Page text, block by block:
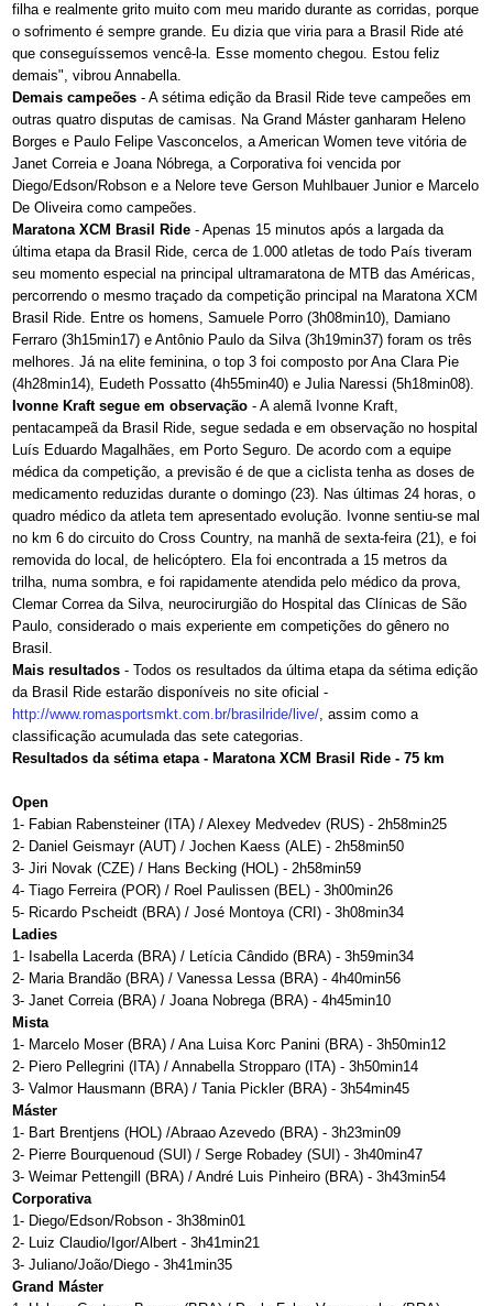
filha e realmente grito muito com meu marido durante as corridas, porque
o sofrimento é sempre grande. Eu dizia que viria para a Brasil Ride até
que conseguíssemos vencê-la. Esse momento chegou. Estou feliz
demais", vibrou Annabella.
Demais campeões - A sétima edição da Brasil Ride teve campeões em
outras quatro disputas de camisas. Na Grand Máster ganharam Heleno
Borges e Paulo Felipe Vasconcelos, a American Women teve vitória de
Janet Correia e Joana Nóbrega, a Corporativa foi vencida por
Diego/Edson/Robson e a Nelore teve Gerson Muhlbauer Junior e Marcelo
De Oliveira como campeões.
Maratona XCM Brasil Ride - Apenas 15 minutos após a largada da
última etapa da Brasil Ride, cerca de 1.000 atletas de todo País tiveram
seu momento especial na principal ultramaratona de MTB das Américas,
percorrendo o mesmo traçado da competição principal na Maratona XCM
Brasil Ride. Entre os homens, Samuele Porro (3h08min10), Damiano
Ferraro (3h15min17) e Antônio Paulo da Silva (3h19min37) foram os três
melhores. Já na elite feminina, o top 3 foi composto por Ana Clara Pie
(4h28min14), Eudeth Possatto (4h55min40) e Julia Naressi (5h18min08).
Ivonne Kraft segue em observação - A alemã Ivonne Kraft,
pentacampeã da Brasil Ride, segue sedada e em observação no hospital
Luís Eduardo Magalhães, em Porto Seguro. De acordo com a equipe
médica da competição, a previsão é de que a ciclista tenha as doses de
medicamento reduzidas durante o domingo (23). Nas últimas 24 horas, o
quadro médico da atleta tem apresentado evolução. Ivonne sentiu-se mal
no km 6 do circuito do Cross Country, na manhã de sexta-feira (21), e foi
removida do local, de helicóptero. Ela foi encontrada a 15 metros da
trilha, numa sombra, e foi rapidamente atendida pelo médico da prova,
Clemar Correa da Silva, neurocirurgião do Hospital das Clínicas de São
Paulo, considerado o mais experiente em competições do gênero no
Brasil.
Mais resultados - Todos os resultados da última etapa da sétima edição
da Brasil Ride estarão disponíveis no site oficial -
http://www.romasportsmkt.com. br/brasilride/live/, assim como a
classificação acumulada das sete categorias.
Resultados da sétima etapa - Maratona XCM Brasil Ride - 75 km
Open
1- Fabian Rabensteiner (ITA) / Alexey Medvedev (RUS) - 2h58min25
2- Daniel Geismayr (AUT) / Jochen Kaess (ALE) - 2h58min50
3- Jiri Novak (CZE) / Hans Becking (HOL) - 2h58min59
4- Tiago Ferreira (POR) / Roel Paulissen (BEL) - 3h00min26
5- Ricardo Pscheidt (BRA) / José Montoya (CRI) - 3h08min34
Ladies
1- Isabella Lacerda (BRA) / Letícia Cândido (BRA) - 3h59min34
2- Maria Brandão (BRA) / Vanessa Lessa (BRA) - 4h40min56
3- Janet Correia (BRA) / Joana Nobrega (BRA) - 4h45min10
Mista
1- Marcelo Moser (BRA) / Ana Luisa Korc Panini (BRA) - 3h50min12
2- Piero Pellegrini (ITA) / Annabella Stropparo (ITA) - 3h50min14
3- Valmor Hausmann (BRA) / Tania Pickler (BRA) - 3h54min45
Máster
1- Bart Brentjens (HOL) /Abraao Azevedo (BRA) - 3h23min09
2- Pierre Bourquenoud (SUI) / Serge Robadey (SUI) - 3h40min47
3- Weimar Pettengill (BRA) / André Luis Pinheiro (BRA) - 3h43min54
Corporativa
1- Diego/Edson/Robson - 3h38min01
2- Luiz Claudio/Igor/Albert - 3h41min21
3- Juliano/João/Diego - 3h41min35
Grand Máster